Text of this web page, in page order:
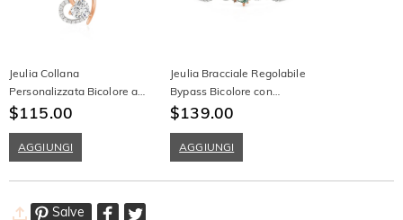
Jeulia Collana
Personalizzata Bicolore a
Cuore Curvo con Pietra di
$115.00
AGGIUNGI
Jeulia Bracciale Regolabile
Bypass Bicolore con
Tartaruga in Agata Muschio
$139.00
AGGIUNGI
Salve